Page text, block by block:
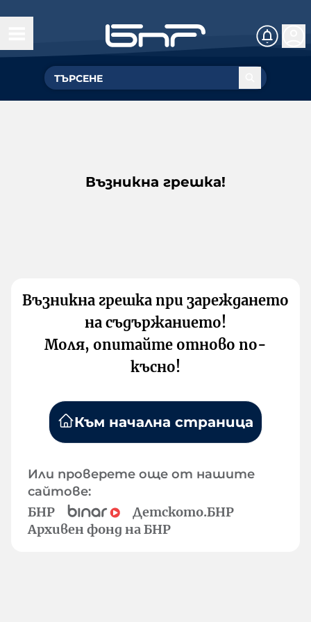
Възникна грешка!
Възникна грешка при зареждането
на съдържанието!
Моля, опитайте отново по-
късно!
Към начална страница
Или проверете още от нашите
сайтове:
БНР
Детското.БНР
Архивен фонд на БНР